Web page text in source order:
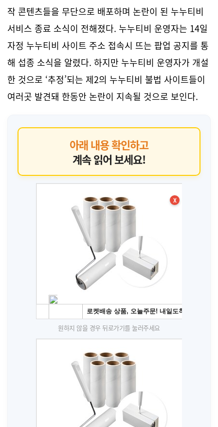
작 콘텐츠들을 무단으로 배포하며 논란이 된 누누티비
서비스 종료 소식이 전해졌다. 누누티비 운영자는 14일
자정 누누티비 사이트 주소 접속시 뜨는 팝업 공지를 통
해 섭종 소식을 알렸다. 하지만 누누티비 운영자가 개설
한 것으로 ‘추정’되는 제2의 누누티비 불법 사이트들이
여러곳 발견돼 한동안 논란이 지속될 것으로 보인다.
아래 내용 확인하고
계속 읽어 보세요!
X
원하지 않을 경우 뒤로가기를 눌러주세요